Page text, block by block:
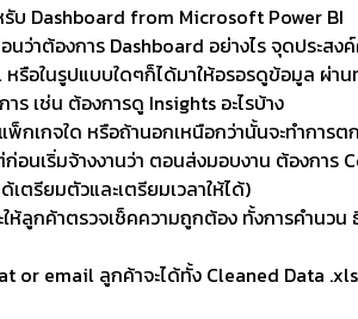
บ Dashboard from Microsoft Power BI
ว่าต้องการ Dashboard อย่างไร จุดประสงค์
รือในรูปแบบใดๆก็ได้มาให้อรอรดูข้อมูล ผ่า
ร เช่น ต้องการดู Insights อะไรบ้าง
พ็กเกจใด หรือถ้านอกเหนือกว่านั้นจะทำการ
อนเริ่มจ้างงานว่า ตอนส่งมอบงาน ต้องกา
เตรียมตัวและเตรียมเวลาให้ได้)
ให้ลูกค้าตรวจเช็คความถูกต้อง ทั้งการคำนว
or email ลูกค้าจะได้ทั้ง Cleaned Data